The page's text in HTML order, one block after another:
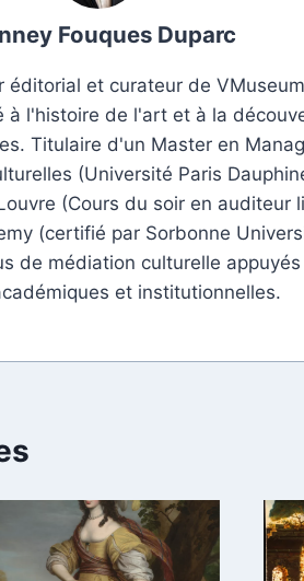
Fouques Duparc
éditorial et curateur de
à l'histoire de l'art et à la
Titulaire d'un Master en
(Université Paris
(Cours du soir en auditeur
(certifié par Sorbonne
de médiation culturelle
et institutionnelles.